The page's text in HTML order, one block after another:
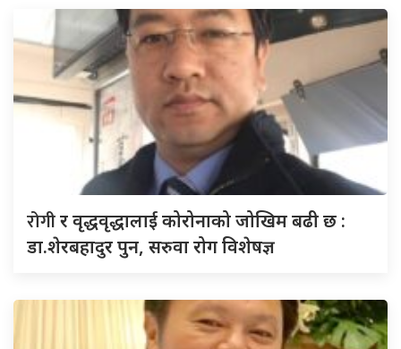
रोगीर वृद्धवृद्धालाई कोरोनाको जोखिम बढी छ :
डा.शेरबहादुर पुन, सरुवा रोग विशेषज्ञ